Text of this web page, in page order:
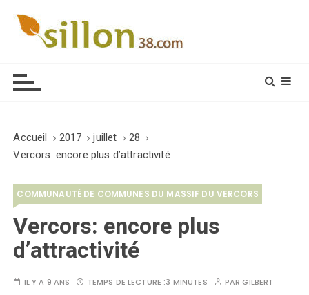
Accueil 2017 juillet
28
Vercors: encore plus d’attractivité
COMMUNAUTÉ DE COMMUNES DU MASSIF DU VERCORS
Vercors: encore plus
d’attractivité
IL Y A 9 ANS TEMPS DE LECTURE :3 MINUTES PARGILBERT